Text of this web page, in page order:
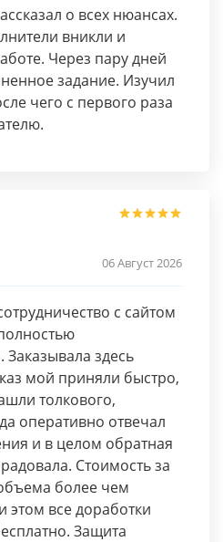
о всех нюансах.
вникли и
Через пару дней
задание. Изучил
чего с первого раза
06 Август 2026
с сайтом
Заказывала здесь
мой приняли быстро,
толкового,
оперативно отвечал
и в целом обратная
Стоимость за
более чем
этом все доработки
Защита